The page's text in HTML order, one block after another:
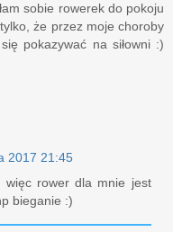
sobie rowerek do pokoju
że przez moje choroby
pokazywać na siłowni :)
2017 21:45
więc rower dla mnie jest
bieganie :)